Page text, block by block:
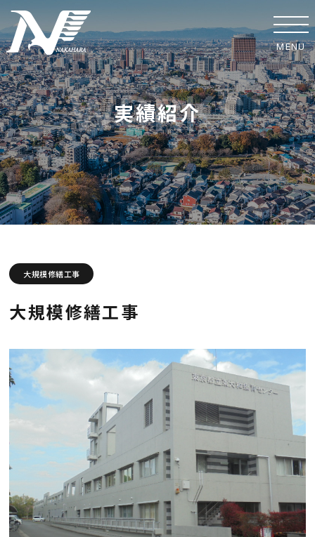
MENU
ホーム
事業紹介
実績紹介
中原工業の取り組み
安全への取り組み
協力業者の皆様へ
採用情報
お知らせ
お問い合わせ
プライバシーポリシー
実績紹介
大規模修繕工事
大規模修繕工事